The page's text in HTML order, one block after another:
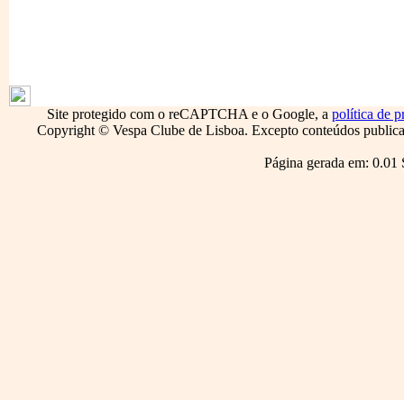
Site protegido com o reCAPTCHA e o Google, a política de
Copyright © Vespa Clube de Lisboa. Excepto conteúdos
Página gerada em: 0.01